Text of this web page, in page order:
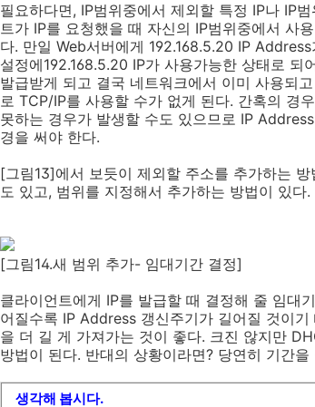
필요하다면, IP범위중에서 제외할 특정 IP나 IP
트가 IP를 요청했을 때 자신의 IP범위중에서 사
다. 만일 Web서버에게 192.168.5.20 IP
설정에192.168.5.20 IP가 사용가능한 상태로 되
발급받게 되고 결국 네트워크에서 이미 사용되
로 TCP/IP를 사용할 수가 없게 된다. 간혹의 경
못하는 경우가 발생할 수도 있으므로 IP
경을 써야 한다.
[그림13]에서 보듯이 제외할 주소를 추가하는
도 있고, 범위를 지정해서 추가하는 방법이 있다.
[그림14.새 범위 추가- 임대기간 결정]
클라이언트에게 IP를 발급할 때 결정해 줄 임대
어질수록 IP Address 갱신주기가 길어질 것이
을 더 길 게 가져가는 것이 좋다. 크진 않지만
방법이 된다. 반대의 상황이라면? 당연히 기간
생각해 봅시다.